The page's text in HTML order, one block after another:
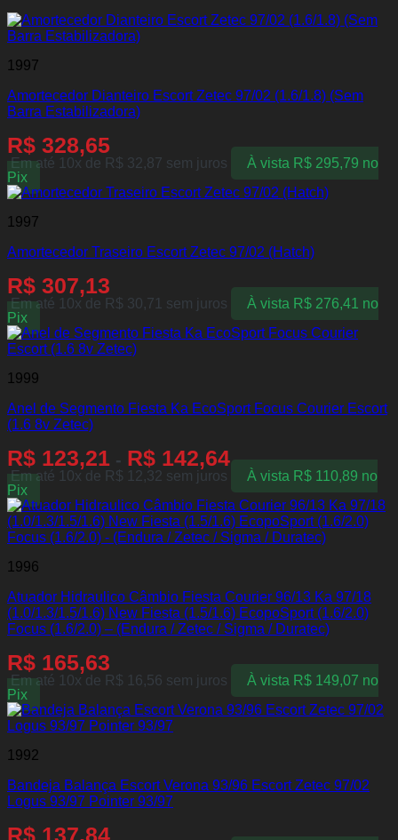
1997
Amortecedor Dianteiro Escort Zetec 97/02 (1.6/1.8) (Sem
Barra Estabilizadora)
R$ 328,65
Em até 10x de R$ 32,87 sem juros À vista R$295,79 no
Pix
1997
Amortecedor Traseiro Escort Zetec 97/02 (Hatch)
R$ 307,13
Em até 10x de R$ 30,71 sem juros À vista R$276,41 no
Pix
1999
Anel de Segmento Fiesta Ka EcoSport Focus Courier Escort
(1.6 8v Zetec)
R$ 123,21 - R$ 142,64
Em até 10x de R$ 12,32 sem juros À vista R$110,89 no
Pix
1996
Atuador Hidraulico Câmbio Fiesta Courier 96/13 Ka 97/18
(1.0/1.3/1.5/1.6) New Fiesta (1.5/1.6) EcopoSport (1.6/2.0)
Focus (1.6/2.0) – (Endura / Zetec / Sigma / Duratec)
R$ 165,63
Em até 10x de R$ 16,56 sem juros À vista R$149,07 no
Pix
1992
Bandeja Balança Escort Verona 93/96 Escort Zetec 97/02
Logus 93/97 Pointer 93/97
R$ 137,84